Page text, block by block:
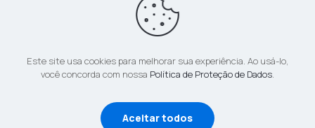
© Roda Brasil. Rua das Acácias, 455. Catu, Bahia, Brasil,
Este site usa cookies para melhorar sua experiência. Ao usá-lo,
você concorda com nossa Política de Proteção de Dados.
Aceitar todos